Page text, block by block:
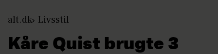
alt.dk Livsstil
Kåre Quist brugte 3